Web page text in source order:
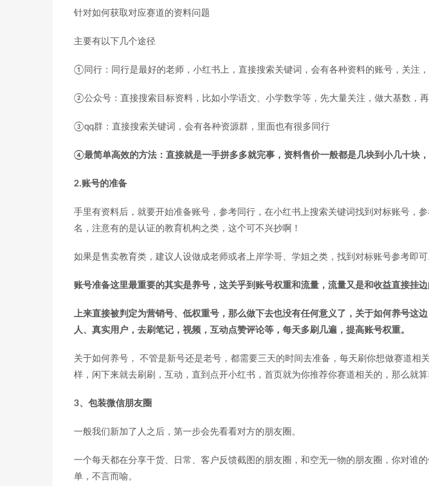
针对如何获取对应赛道的资料问题
主要有以下几个途径
①同行：同行是最好的老师，小红书上，直接搜索关键词，会有各种资料的账号，关注
②公众号：直接搜索目标资料，比如小学语文、小学数学等，先大量关注，做大基数，
③qq群：直接搜索关键词，会有各种资源群，里面也有很多同行
④最简单高效的方法：直接就是一手拼多多就完事，资料售价一般都是几块到小几十块，
2.账号的准备
手里有资料后，就要开始准备账号，参考同行，在小红书上搜索关键词找到对标账号，
名，注意有的是认证的教育机构之类，这个可不兴抄啊！
如果是售卖教育类，建议人设做成老师或者上岸学哥、学姐之类，找到对标账号参考即可
账号准备这里最重要的其实是养号，这关乎到账号权重和流量，流量又是和收益直接挂边
上来直接被判定为营销号、低权重号，那么做下去也没有任何意义了，关于如何养号这
人、真实用户，去刷笔记，视频，互动点赞评论等，每天多刷几遍，提高账号权重。
关于如何养号， 不管是新号还是老号，都需要三天的时间去准备，每天刷你想做赛道相
样，闲下来就去刷刷，互动，直到点开小红书，首页就为你推荐你赛道相关的，那么就算
3、包装微信朋友圈
一般我们新加了人之后，第一步会先看看对方的朋友圈。
一个每天都在分享干货、日常、客户反馈截图的朋友圈，和空无一物的朋友圈，你对谁
单，不言而喻。